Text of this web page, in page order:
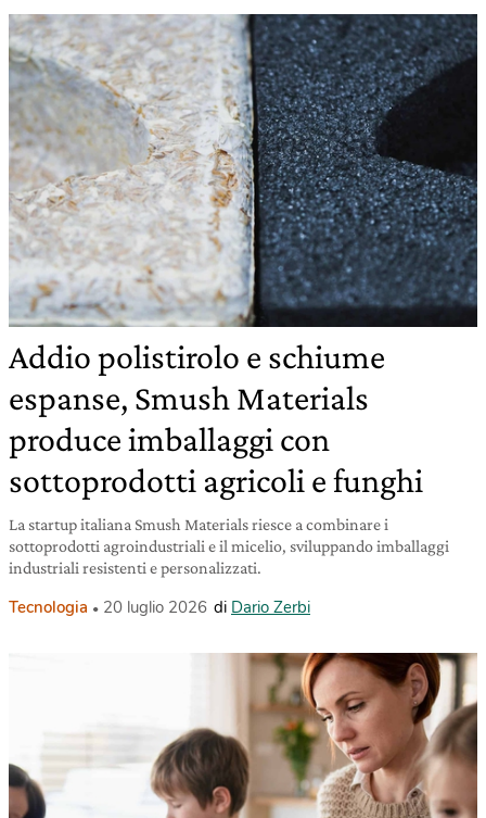
Addio polistirolo e schiume
espanse, Smush Materials
produce imballaggi con
sottoprodotti agricoli e funghi
La startup italiana Smush Materials riesce a combinare i
sottoprodotti agroindustriali e il micelio, sviluppando imballaggi
industriali resistenti e personalizzati.
Tecnologia 20 luglio 2026 di Dario Zerbi